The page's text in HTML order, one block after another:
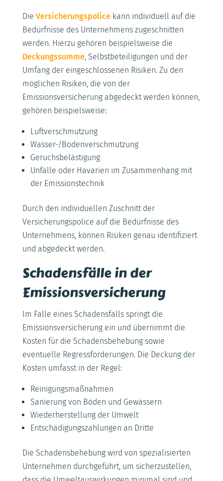
Die Versicherungspolicekann individuell auf die
Bedürfnisse des Unternehmens zugeschnitten
werden. Hierzu gehören beispielsweise die
Deckungssumme, Selbstbeteiligungen und der
Umfang der eingeschlossenen Risiken. Zu den
möglichen Risiken, die von der
Emissionsversicherung abgedeckt werden können,
gehören beispielsweise:
Luftverschmutzung
Wasser-/Bodenverschmutzung
Geruchsbelästigung
Unfälle oder Havarien im Zusammenhang mit
der Emissionstechnik
Durch den individuellen Zuschnitt der
Versicherungspolice auf die Bedürfnisse des
Unternehmens, können Risiken genau identifiziert
und abgedeckt werden.
Schadensfälle in der
Emissionsversicherung
Im Falle eines Schadensfalls springt die
Emissionsversicherung ein und übernimmt die
Kosten für die Schadensbehebung sowie
eventuelle Regressforderungen. Die Deckung der
Kosten umfasst in der Regel:
Reinigungsmaßnahmen
Sanierung von Böden und Gewässern
Wiederherstellung der Umwelt
Entschädigungszahlungen an Dritte
Die Schadensbehebung wird von spezialisierten
Unternehmen durchgeführt, um sicherzustellen,